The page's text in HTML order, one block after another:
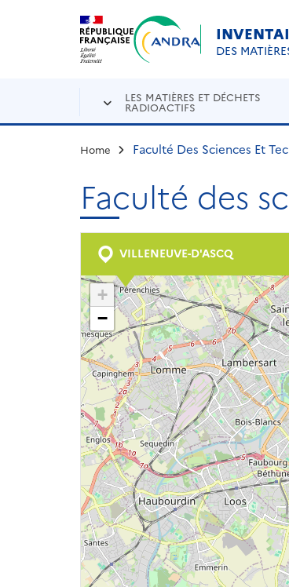
Aller au contenu principal
DES
LES MATIÈRES ET DÉCHETS
RADIOACTIFS
Home Faculté Des Sciences Et
Faculté des
VILLENEUVE-D'ASCQ
+
−